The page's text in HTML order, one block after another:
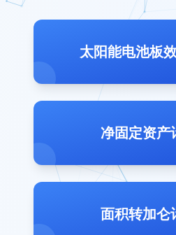
太阳能电池板
净固定资产
面积转加仑